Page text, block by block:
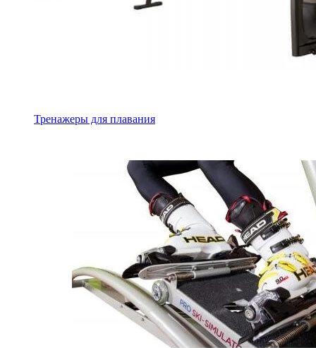
Тренажеры для плавания